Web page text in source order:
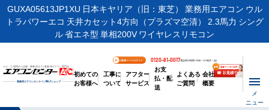
GUXA05613JP1XU 日本キヤリア（旧：東芝） 業務用エアコン ウル
トラパワーエコ 天井カセット4方向（プラズマ空清） 2.3馬力 シング
ル 省エネ型 単相200V ワイヤレスリモコン
ビル・工場用から店舗・事務所まで | 業務用エアコン専門店
業務用エアコンオンラインNo.1ショップ
お客様ページログイン 0120-81-0017電話受付時間 / 9:00～17:30(月～金)
初めての
お客様へ
工事に
ついて
アフター
サービス
お支
払・配
送
よくある
ご質問
会社
概要
メ
ニュー